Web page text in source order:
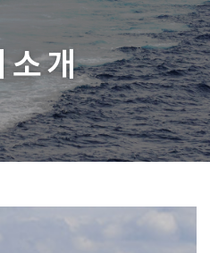
a
v
i
g
a
t
i
o
n
소개